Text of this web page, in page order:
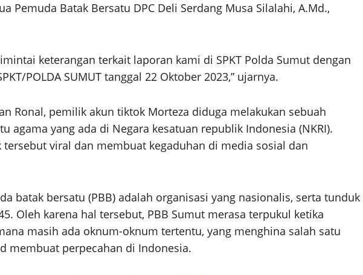
Pemuda Batak Bersatu DPC Deli Serdang Musa Silalahi, A.Md.,
keterangan terkait laporan kami di SPKT Polda Sumut dengan
POLDA SUMUT tanggal 22 Oktober 2023,” ujarnya.
Ronal, pemilik akun tiktok Morteza diduga melakukan sebuah
agama yang ada di Negara kesatuan republik Indonesia (NKRI).
viral dan membuat kegaduhan di media sosial dan
batak bersatu (PBB) adalah organisasi yang nasionalis, serta tunduk
Oleh karena hal tersebut, PBB Sumut merasa terpukul ketika
masih ada oknum-oknum tertentu, yang menghina salah satu
membuat perpecahan di Indonesia.